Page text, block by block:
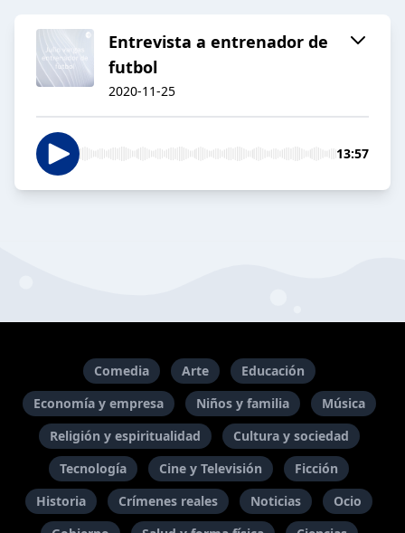
Entrevista a entrenador de
futbol
2020-11-25
13:57
Comedia Arte
Educación
Economía y empresa
Niños y familia
Música
Religión y espiritualidad
Cultura y sociedad
Tecnología
Cine y Televisión
Ficción
Historia
Crímenes reales Noticias
Ocio